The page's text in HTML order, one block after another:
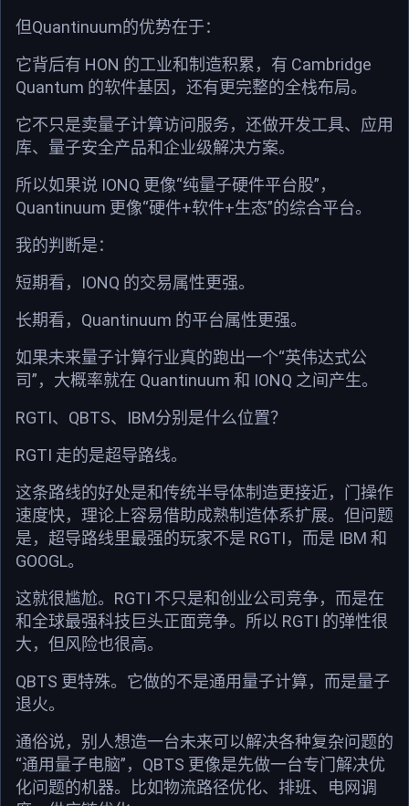
但Quantinuum的优势在于：
它背后有 HON 的工业和制造积累，有 Cambridge
Quantum 的软件基因，还有更完整的全栈布局。
它不只是卖量子计算访问服务，还做开发工具、应用
库、量子安全产品和企业级解决方案。
所以如果说 IONQ 更像“纯量子硬件平台股”，
Quantinuum 更像“硬件+软件+生态”的综合平台。
我的判断是：
短期看，IONQ 的交易属性更强。
长期看，Quantinuum 的平台属性更强。
如果未来量子计算行业真的跑出一个“英伟达式公
司”，大概率就在 Quantinuum 和 IONQ 之间产生。
RGTI、QBTS、IBM分别是什么位置？
RGTI 走的是超导路线。
这条路线的好处是和传统半导体制造更接近，门操作
速度快，理论上容易借助成熟制造体系扩展。但问题
是，超导路线里最强的玩家不是 RGTI，而是 IBM 和
GOOGL。
这就很尴尬。RGTI 不只是和创业公司竞争，而是在
和全球最强科技巨头正面竞争。所以 RGTI 的弹性很
大，但风险也很高。
QBTS 更特殊。它做的不是通用量子计算，而是量子
退火。
通俗说，别人想造一台未来可以解决各种复杂问题的
“通用量子电脑”，QBTS 更像是先做一台专门解决优
化问题的机器。比如物流路径优化、排班、电网调